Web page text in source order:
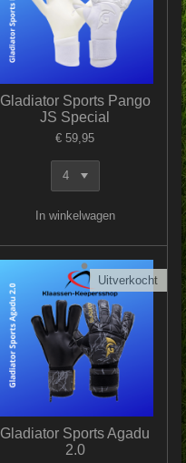
Gladiator Sports Pango
JS Special
€ 59,95
In winkelwagen
Uitverkocht
Gladiator Sports Agadu
2.0